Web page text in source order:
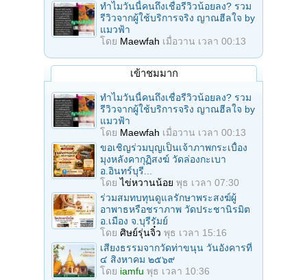
ทำไมวันนี้คนถึงเชื่อรีวิวน้อยลง? รวม
รีวิวจากผู้ใช้บริการจริง ญาณฮีลใจ by
แมวฟ้า
โดย Maewfah เมื่อวาน เวลา 00:13
เข้าชมมาก
ทำไมวันนี้คนถึงเชื่อรีวิวน้อยลง? รวม
รีวิวจากผู้ใช้บริการจริง ญาณฮีลใจ by
แมวฟ้า
โดย Maewfah เมื่อวาน เวลา 00:13
ขอเชิญร่วมบุญเป็นเจ้าภาพกระเบื้อง
มุงหลังคากุฏิสงฆ์ วัดล่องกะเบา
อ.อินทร์บุรี...
โดยไข่หวานน้อย พุธ เวลา 07:30
ร่วมสมทบทุนดูแลรักษาพระสงฆ์ผู้
อาพาธหรือชราภาพ วัดประชานิรมิต
อ.เมือง จ.บุรีรัมย์
โดย ศิษย์รุ่นจิ๋ว พุธ เวลา 15:16
เสียงธรรมจากวัดท่าขนุน วันอังคารที่
๔ สิงหาคม ๒๕๖๙
โดย iamfu พุธ เวลา 10:36